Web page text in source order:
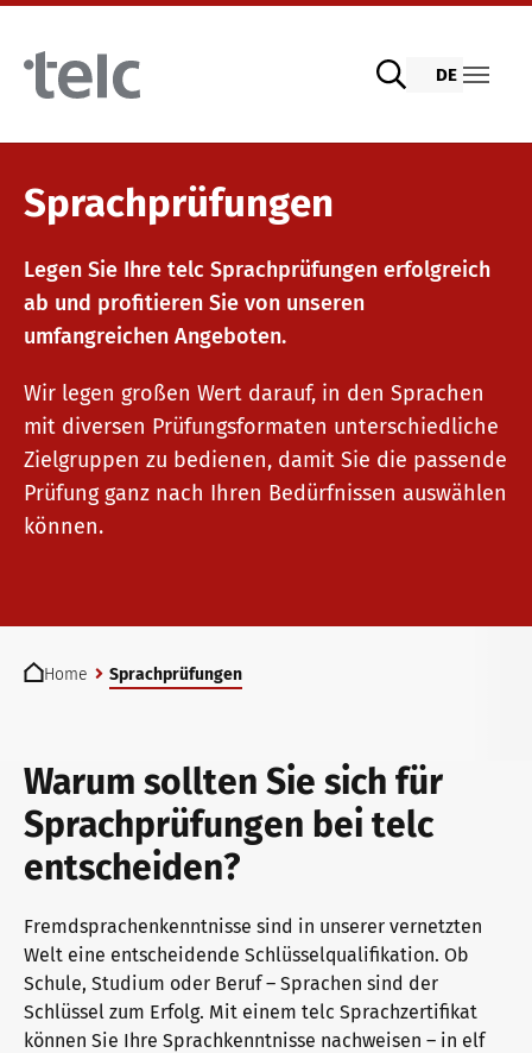
Skip to main content
Sprachprüfungen
telc Prüfungen digital mit DIGItelc 2.0
Zertifikatsprüfungen
telc Remote Tests
telc Prüfungszentrum werden
Einstufungstest
Infos für Prüfungszentren
telc Zertifikate DIGITAL
DE
Sprachprüfungen
Legen Sie Ihre telc Sprachprüfungen erfolgreich
ab und profitieren Sie von unseren
umfangreichen Angeboten.
Wir legen großen Wert darauf, in den Sprachen
mit diversen Prüfungsformaten unterschiedliche
Zielgruppen zu bedienen, damit Sie die passende
Prüfung ganz nach Ihren Bedürfnissen auswählen
können.
Home
Sprachprüfungen
Warum sollten Sie sich für
Sprachprüfungen bei telc
entscheiden?
Fremdsprachenkenntnisse sind in unserer vernetzten
Welt eine entscheidende Schlüsselqualifikation. Ob
Schule, Studium oder Beruf – Sprachen sind der
Schlüssel zum Erfolg. Mit einem telc Sprachzertifikat
können Sie Ihre Sprachkenntnisse nachweisen – in elf